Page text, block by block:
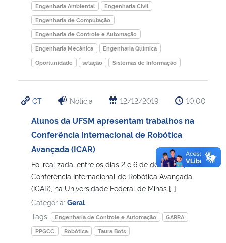
Engenharia Ambiental
Engenharia Civil
Engenharia de Computação
Engenharia de Controle e Automação
Engenharia Mecânica
Engenharia Química
Oportunidade
selação Sistemas de Informação
CT Notícia 12/12/2019 10:00
Alunos da UFSM apresentam trabalhos na
Conferência Internacional de Robótica
Avançada (ICAR)
Foi realizada, entre os dias 2 e 6 de dezembro, a
Conferência Internacional de Robótica Avançada
(ICAR), na Universidade Federal de Minas […]
Categoria: Geral
Tags:
Engenharia de Controle e Automação
GARRA
PPGCC
Robótica Taura Bots